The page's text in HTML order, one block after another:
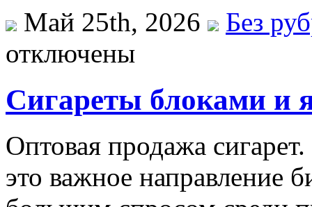
Май 25th, 2026
Без
отключены
Сигареты блоками и
Оптовая продажа
это важное направление